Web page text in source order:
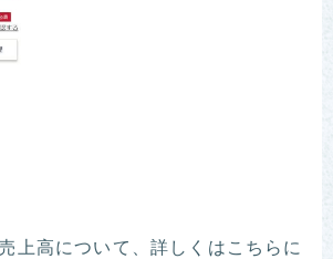
上高について、詳しくはこちらに